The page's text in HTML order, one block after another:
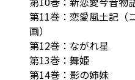
第11巻：恋愛風土記（
画）
第12巻：ながれ星
第13巻：舞姫
第14巻：影の姉妹